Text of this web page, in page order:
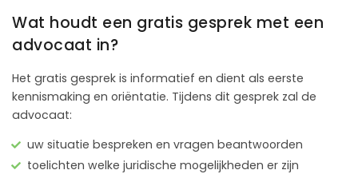
Wat houdt een gratis gesprek met een
advocaat in?
Het gratis gesprek is informatief en dient als eerste
kennismaking en oriëntatie. Tijdens dit gesprek zal de
advocaat:
uw situatie bespreken en vragen beantwoorden
toelichten welke juridische mogelijkheden er zijn